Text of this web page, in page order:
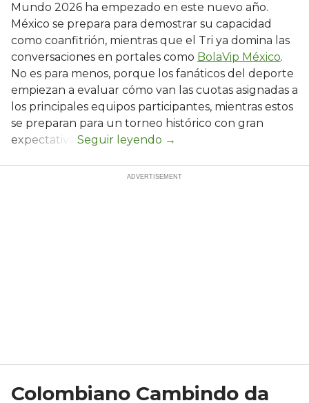
Mundo 2026 ha empezado en este nuevo año.
México se prepara para demostrar su capacidad
como coanfitrión, mientras que el Tri ya domina las
conversaciones en portales como BolaVip México.
No es para menos, porque los fanáticos del deporte
empiezan a evaluar cómo van las cuotas asignadas a
los principales equipos participantes, mientras estos
se preparan para un torneo histórico con gran
expectativa.
Colombiano Cambindo da